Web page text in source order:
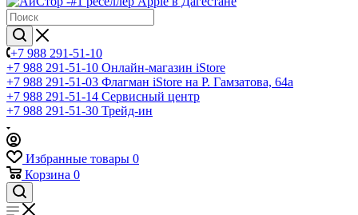
+7 988 291-51-10
+7 988 291-51-10 Онлайн-магазин iStore
+7 988 291-51-03 Флагман iStore на Р. Гамзатова, 64а
+7 988 291-51-14 Сервисный центр
+7 988 291-51-30 Трейд-ин
Избранные товары 0
Корзина 0